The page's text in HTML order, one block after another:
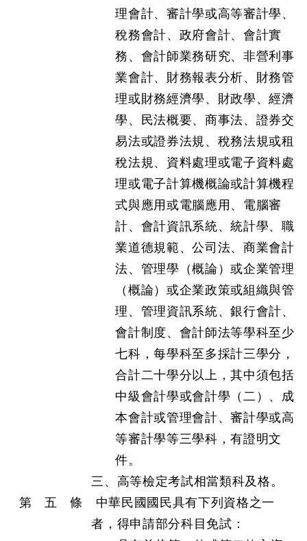
理會計、審計學或高等審計學、
稅務會計、政府會計、會計實
務、會計師業務研究、非營利事
業會計、財務報表分析、財務管
理或財務經濟學、財政學、經濟
學、民法概要、商事法、證券交
易法或證券法規、稅務法規或租
稅法規、資料處理或電子資料處
理或電子計算機概論或計算機程
式與應用或電腦應用、電腦審
計、會計資訊系統、統計學、職
業道德規範、公司法、商業會計
法、管理學（概論）或企業管理
（概論）或企業政策或組織與管
理、管理資訊系統、銀行會計、
會計制度、會計師法等學科至少
七科，每學科至多採計三學分，
合計二十學分以上，其中須包括
中級會計學或會計學（二）、成
本會計或管理會計、審計學或高
等審計學等三學科，有證明文
件。
三、高等檢定考試相當類科及格。
第 五 條 中華民國國民具有下列資格之一
者，得申請部分科目免試：